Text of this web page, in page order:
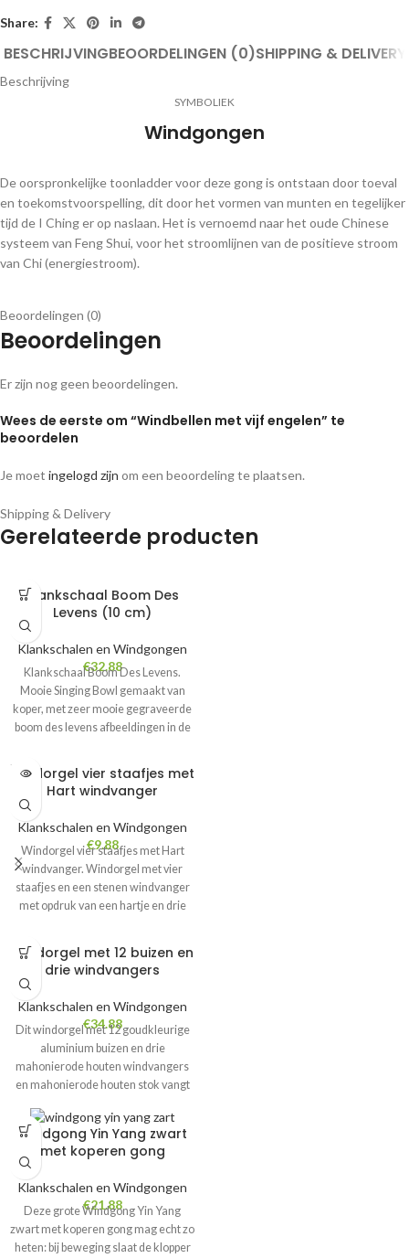
Share:
BESCHRIJVINGBEOORDELINGEN (0)SHIPPING & DELIVERY
Beschrijving
SYMBOLIEK
Windgongen
De oorspronkelijke toonladder voor deze gong is ontstaan door toeval
en toekomstvoorspelling, dit door het vormen van munten en tegelijker
tijd de I Ching er op naslaan. Het is vernoemd naar het oude Chinese
systeem van Feng Shui, voor het stroomlijnen van de positieve stroom
van Chi (energiestroom).
Beoordelingen (0)
Beoordelingen
Er zijn nog geen beoordelingen.
Wees de eerste om “Windbellen met vijf engelen” te
beoordelen
Je moet ingelogd zijn om een beoordeling te plaatsen.
Shipping & Delivery
Gerelateerde producten
Klankschaal Boom Des
Levens (10 cm)
Klankschalen en Windgongen
€32.88
Klankschaal Boom Des Levens.
Mooie Singing Bowl gemaakt van
koper, met zeer mooie gegraveerde
boom des levens afbeeldingen in de
afgewerkte houten klepelstok.
Diameter: ca. 10 cm
SOLD
OUT
Windorgel vier staafjes met
Hart windvanger
Klankschalen en Windgongen
€9.88
Windorgel vier staafjes met Hart
windvanger. Windorgel met vier
staafjes en een stenen windvanger
met opdruk van een hartje en drie
Windorgel met 12 buizen en
drie windvangers
Klankschalen en Windgongen
€34.88
Dit windorgel met 12 goudkleurige
aluminium buizen en drie
mahonierode houten windvangers
en mahonierode houten stok vangt
klingeltjes. Prachtig cadeau-artikel.
De windgong is ca. 70 cm lang en
ongeveer 15 cm breed. Gewicht ca.
Windgong Yin Yang zwart
met koperen gong
Klankschalen en Windgongen
€21.88
Deze grote Windgong Yin Yang
zwart met koperen gong mag echt zo
heten: bij beweging slaat de klopper